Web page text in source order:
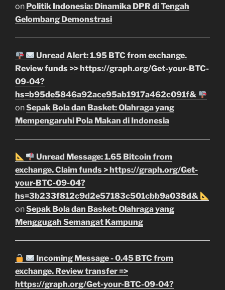
on Politik Indonesia: Dinamika DPR di Tengah
Gelombang Demonstrasi
Unread Alert: 1.95 BTC from exchange.
Review funds >> https://graph.org/Get-your-BTC-
09-04?
hs=b95de5846a92ace95ab1917a462c091f&
onSepak Bola dan Basket: Olahraga yang
Mempengaruhi Pola Makan di Indonesia
Unread Message: 1.65 Bitcoin from
exchange. Claim funds > https://graph.org/Get-
your-BTC-09-04?
hs=3b233f812c9d2e57183c501cbb9a038d&
onSepak Bola dan Basket: Olahraga yang
Menggugah Semangat Kampung
Incoming Message - 0.45 BTC from
exchange. Review transfer =>
https://graph.org/Get-your-BTC-09-04?